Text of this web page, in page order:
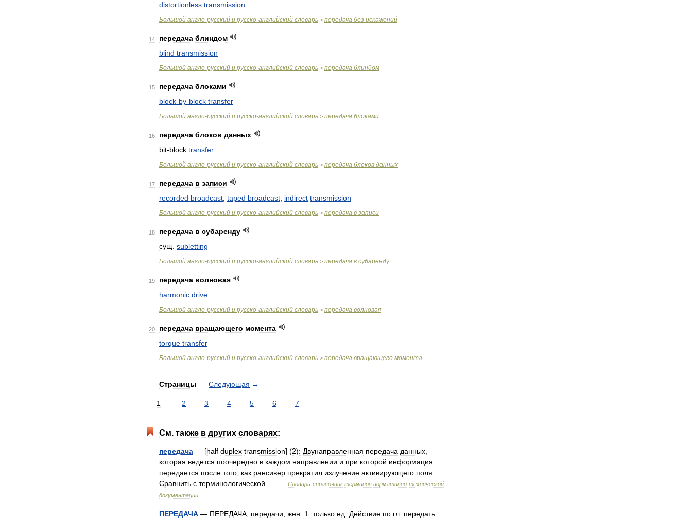
distortionless transmission
Большой англо-русский и русско-английский словарь > передача без искажений
14 передача блиндом
blind transmission
Большой англо-русский и русско-английский словарь > передача блиндом
15 передача блоками
block-by-block transfer
Большой англо-русский и русско-английский словарь > передача блоками
16 передача блоков данных
bit-block transfer
Большой англо-русский и русско-английский словарь > передача блоков данных
17 передача в записи
recorded broadcast taped broadcast indirect transmission
Большой англо-русский и русско-английский словарь > передача в записи
18 передача в субаренду
сущ subletting
Большой англо-русский и русско-английский словарь > передача в субаренду
19 передача волновая
harmonic drive
Большой англо-русский и русско-английский словарь > передача волновая
20 передача вращающего момента
torque transfer
Большой англо-русский и русско-английский словарь > передача вращающего момента
Страницы Следующая →
1 2 3 4 5 6 7
См. также в других словарях:
передача — [half duplex transmission] (2): Двунаправленная передача данных
которая ведется поочередно в каждом направлении и при которой информация
передается после того как рансивер прекратил излучение активирующего поля
Сравнить с терминологической Словарь-справочник терминов нормативно-технической
документации
ПЕРЕДАЧА — ПЕРЕДАЧА передачи жен 1 только ед Действие по гл передать